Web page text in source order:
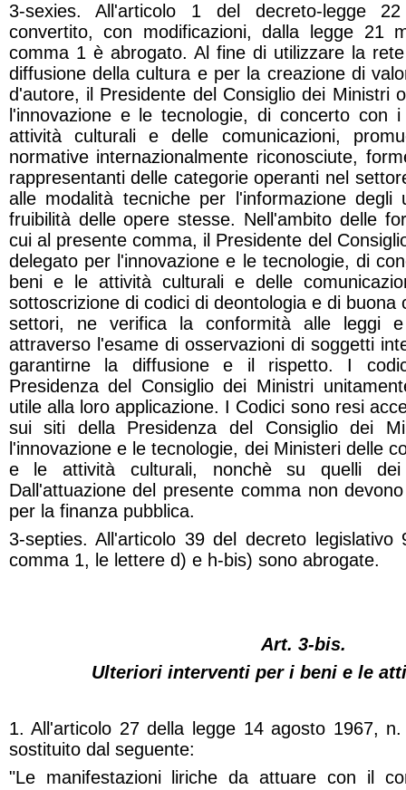
3-sexies. All'articolo 1 del decreto-legge
convertito, con modificazioni, dalla legge 21
comma 1 è abrogato. Al fine di utilizzare la
diffusione della cultura e per la creazione di
d'autore, il Presidente del Consiglio dei Ministri
l'innovazione e le tecnologie, di concerto
attività culturali e delle comunicazioni,
normative internazionalmente riconosciute,
rappresentanti delle categorie operanti nel
alle modalità tecniche per l'informazione
fruibilità delle opere stesse. Nell'ambito delle
cui al presente comma, il Presidente del
delegato per l'innovazione e le tecnologie, di
beni e le attività culturali e delle
sottoscrizione di codici di deontologia e di
settori, ne verifica la conformità alle leggi
attraverso l'esame di osservazioni di soggetti
garantirne la diffusione e il rispetto. I
Presidenza del Consiglio dei Ministri
utile alla loro applicazione. I Codici sono resi
sui siti della Presidenza del Consiglio dei
l'innovazione e le tecnologie, dei Ministeri delle
e le attività culturali, nonchè su quelli dei
Dall'attuazione del presente comma non
per la finanza pubblica.
3-septies. All'articolo 39 del decreto
comma 1, le lettere d) e h-bis) sono abrogate.
Art. 3-bis.
Ulteriori interventi per i beni e le
1. All'articolo 27 della legge 14 agosto 1967,
sostituito dal seguente:
"Le manifestazioni liriche da attuare con il